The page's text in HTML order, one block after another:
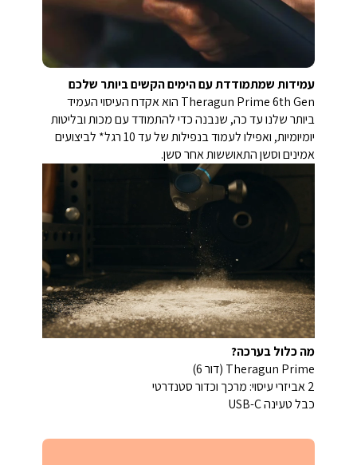
עמידות שמתמודדת עם הימים הקשים ביותר שלכם
Theragun Prime 6th Gen הוא אקדח העיסוי העמיד
ביותר שלנו עד כה, שנבנה כדי להתמודד עם מכות ובליטות
יומיומיות, ואפילו לעמוד בנפילות של עד 10 רגל* לביצועים
אמינים וסשן התאוששות אחר סשן.
מה כלול בערכה?
Theragun Prime (דור 6)
2 אביזרי עיסוי: מרכך וכדור סטנדרטי
כבל טעינה USB-C